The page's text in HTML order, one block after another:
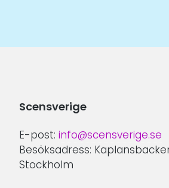
Scensverige
E-post: info@scensverige.se
Besöksadress:
Stockholm